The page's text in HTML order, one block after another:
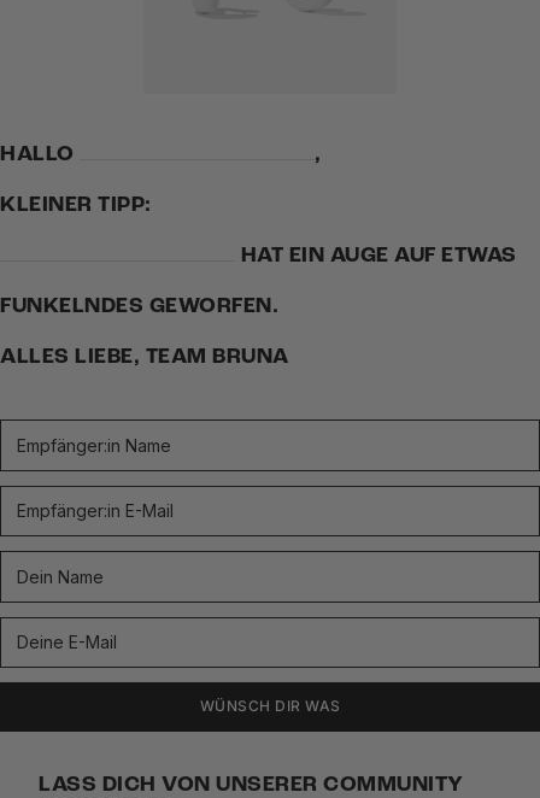
HALLO ,
KLEINER TIPP:
HAT EIN AUGE AUF ETWAS
FUNKELNDES GEWORFEN.
ALLES LIEBE, TEAM BRUNA
WÜNSCH DIR WAS
LASS DICH VON UNSERER COMMUNITY